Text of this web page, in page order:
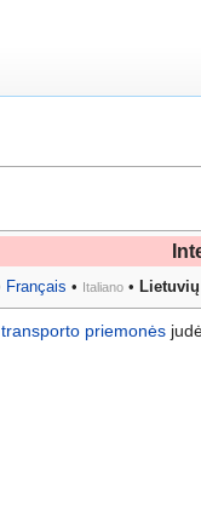
Français • Italiano • Lietuvių
transporto priemonės